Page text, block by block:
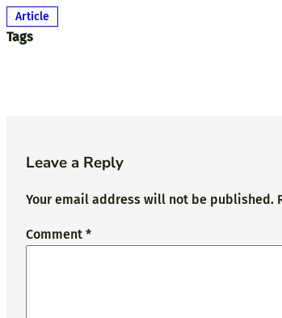
Article
Tags
Leave a Reply
Your email address will not be published.
Comment *